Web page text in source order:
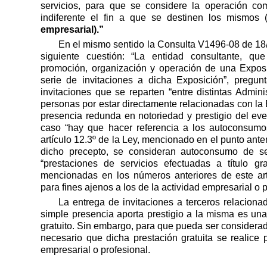
servicios, para que se considere la operación
indiferente el fin a que se destinen los mismos
empresarial).”
En el mismo sentido la Consulta V1496-08 de
siguiente cuestión: “La entidad consultante,
promoción, organización y operación de una
serie de invitaciones a dicha Exposición”,
invitaciones que se reparten “entre distintas
personas por estar directamente relacionadas con
presencia redunda en notoriedad y prestigio del
caso “hay que hacer referencia a los
artículo 12.3º de la Ley, mencionado en el punto
dicho precepto, se consideran autoconsumo de
“prestaciones de servicios efectuadas a título
mencionadas en los números anteriores de este
para fines ajenos a los de la actividad empresarial o
La entrega de invitaciones a terceros
simple presencia aporta prestigio a la misma es
gratuito. Sin embargo, para que pueda ser
necesario que dicha prestación gratuita se realice
empresarial o profesional.